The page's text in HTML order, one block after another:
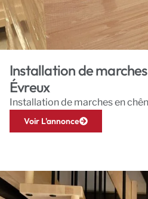
Installation de
Évreux
Installation de marches en
Voir L'annonce